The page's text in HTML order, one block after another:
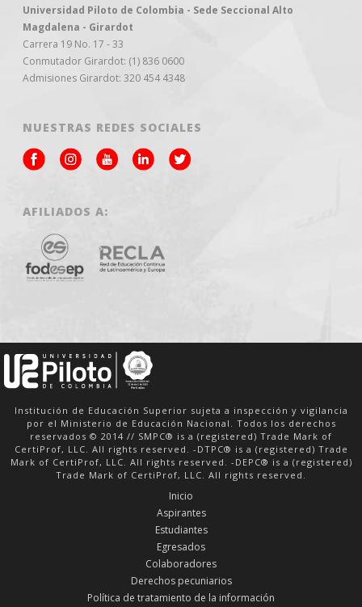
Universidad Piloto de Colombia - Sede Seccional Alto
Magdalena - Girardot
Carrera 19 No. 17 - 33
Conmutador Girardot: (1) 836 0600
Admisiones Girardot: 320 454 4348
NUESTRAS REDES SOCIALES
AFILIADOS A:
Institución de Educación Superior sujeta a inspección y vigilancia
por el Ministerio de Educación Nacional. Todos los derechos
reservados © 2014 // SMPC® is a (registered) Trade Mark of
CertiProf, LLC. All rights reserved. -DTPC® is a (registered) Trade
Mark of CertiProf, LLC. All rights reserved. -DEPC® is a (registered)
Trade Mark of CertiProf, LLC. All rights reserved.
Inicio
Aspirantes
Estudiantes
Egresados
Colaboradores
Derechos pecuniarios
Política de tratamiento de la información